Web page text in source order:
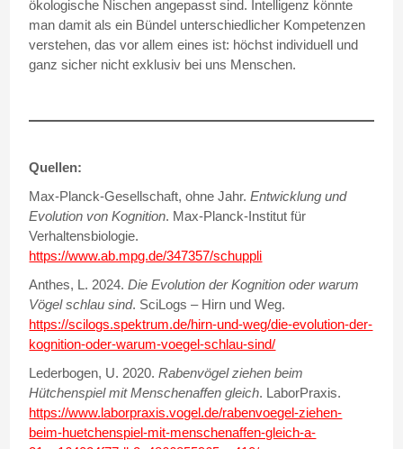
ökologische Nischen angepasst sind. Intelligenz könnte
man damit als ein Bündel unterschiedlicher Kompetenzen
verstehen, das vor allem eines ist: höchst individuell und
ganz sicher nicht exklusiv bei uns Menschen.
Quellen:
Max-Planck-Gesellschaft, ohne Jahr.Entwicklung und
Evolution von Kognition. Max-Planck-Institut für
Verhaltensbiologie.
https://www.ab.mpg.de/347357/schuppli
Anthes, L. 2024.Die Evolution der Kognition oder warum
Vögel schlau sind. SciLogs – Hirn und Weg.
https://scilogs.spektrum.de/hirn-und-weg/die-evolution-der-
kognition-oder-warum-voegel-schlau-sind/
Lederbogen, U. 2020.Rabenvögel ziehen beim
Hütchenspiel mit Menschenaffen gleich. LaborPraxis.
https://www.laborpraxis.vogel.de/rabenvoegel-ziehen-
beim-huetchenspiel-mit-menschenaffen-gleich-a-